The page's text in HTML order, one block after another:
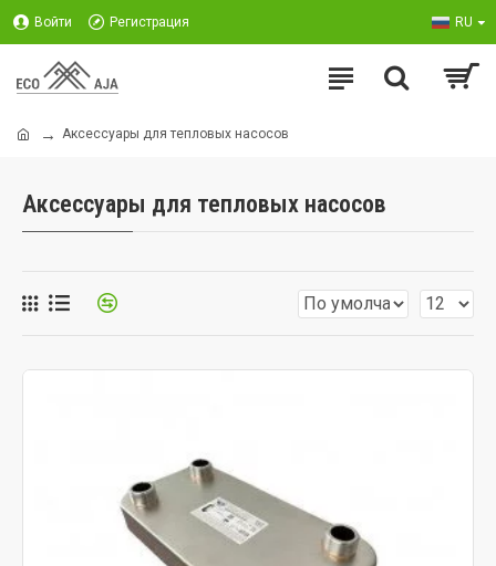
Войти Регистрация RU
Аксессуары для тепловых насосов
Аксессуары для тепловых насосов